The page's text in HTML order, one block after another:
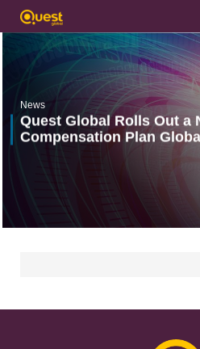
News
Quest Global Rolls Out a
Compensation Plan